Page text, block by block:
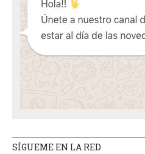
SÍGUEME EN LA RED